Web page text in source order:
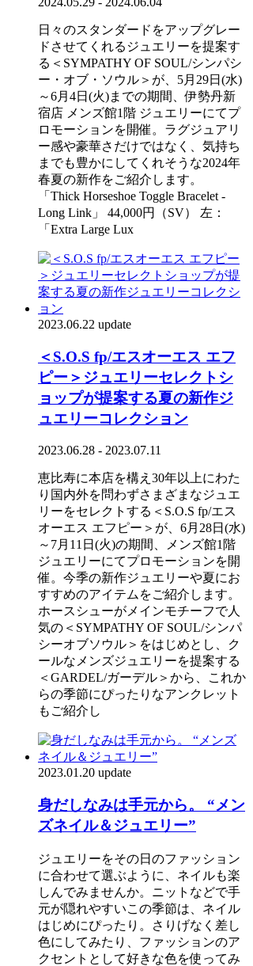
日々のスタンダードをアップグレー
ドさせてくれるジュエリーを提案す
る＜SYMPATHY OF SOUL/シンパシ
ー・オブ・ソウル＞が、5月29日(水)
～6月4日(火)までの期間、伊勢丹新
宿店 メンズ館1階 ジュエリーにてプ
ロモーションを開催。ラグジュアリ
ー感や豪華さだけではなく、気持ち
までも豊かにしてくれそうな2024年
春夏の新作をご紹介します。
「Thick Horseshoe Toggle Bracelet -
Long Link」 44,000円（SV） 左：
「Extra Large Lux
2023.06.22 update
＜S.O.S fp/エスオーエス エフ
ピー＞ジュエリーセレクトシ
ョップが提案する夏の新作ジ
ュエリーコレクション
2023.06.28 - 2023.07.11
恵比寿に本店を構え30年以上にわた
り国内外を問わずさまざまなジュエ
リーをセレクトする＜S.O.S fp/エス
オーエス エフピー＞が、6月28日(水)
～7月11日(火)の期間、メンズ館1階
ジュエリーにてプロモーションを開
催。今季の新作ジュエリーや夏にお
すすめのアイテムをご紹介します。
ホースシューがメインモチーフで人
気の＜SYMPATHY OF SOUL/シンパ
シーオブソウル＞をはじめとし、ク
ールなメンズジュエリーを提案する
＜GARDEL/ガーデル＞から、これか
らの季節にぴったりなアンクレット
もご紹介し
2023.01.20 update
身だしなみは手元から。 “メン
ズネイル＆ジュエリー”
ジュエリーをその日のファッション
に合わせて選ぶように、ネイルも楽
しんでみませんか。ニットなどで手
元が隠れやすいこの季節は、ネイル
はじめにぴったり。さりげなく差し
色にしてみたり、ファッションのア
クセントとして好きな色を使ってみ